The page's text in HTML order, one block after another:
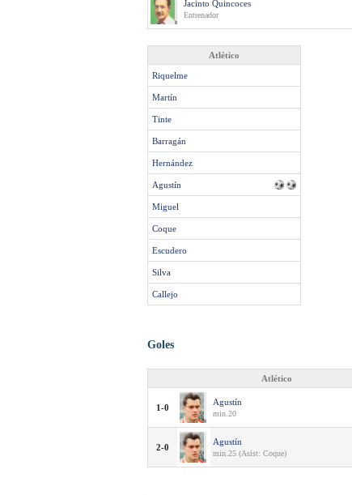
Jacinto Quincoces
Entrenador
Atlético
Riquelme
Martín
Tinte
Barragán
Hernández
Agustín
Miguel
Coque
Escudero
Silva
Callejo
Goles
Atlético
1-0
Agustín
min.20
2-0
Agustín
min.25 (Asist: Coque)